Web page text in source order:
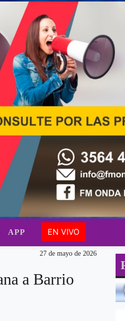
APP EN VIVO
27 de mayo de 2026
a Barrio